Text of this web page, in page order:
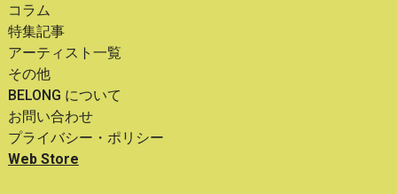
コラム
特集記事
アーティスト一覧
その他
BELONG について
お問い合わせ
プライバシー・ポリシー
Web Store